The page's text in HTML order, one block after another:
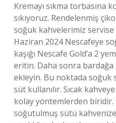
Kremayı sıkma torbasına
sıkıyoruz. Rendelenmiş
soğuk kahvelerimiz servise
Haziran 2024 Nescafeye
kaşığı Nescafe Gold’a 2
eritin. Daha sonra
ekleyin. Bu noktada soğuk
süt kullanılır. Sıcak
kolay yöntemlerden biridir.
soğutulmuş sütü